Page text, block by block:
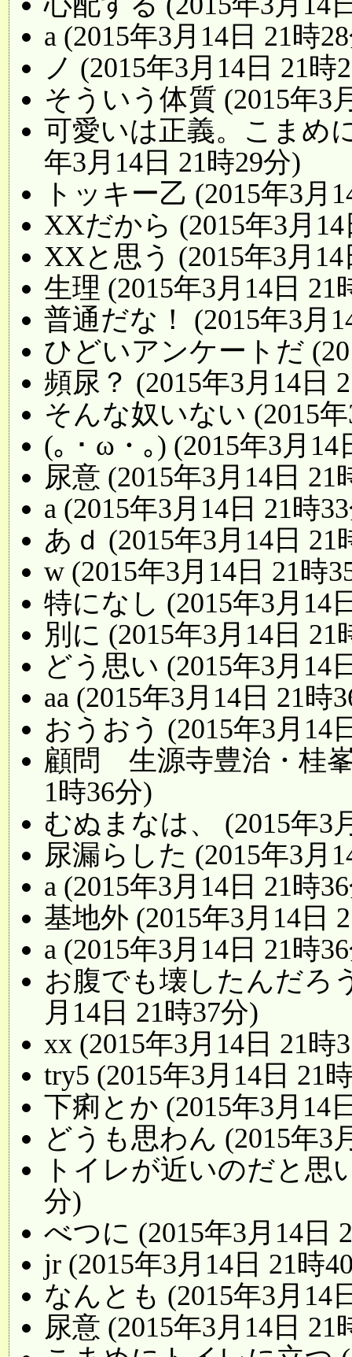
a (2015年3月14日 21時
ノ (2015年3月14日 21時
そういう体質 (2015年3
可愛いは正義。こまめ
年3月14日 21時29分)
トッキー乙 (2015年3月
XXだから (2015年3月14
XXと思う (2015年3月14
生理 (2015年3月14日 21
普通だな！ (2015年3月
ひどいアンケートだ
頻尿？ (2015年3月14日
そんな奴いない (2015
(｡・ω・｡) (2015年3月14
尿意 (2015年3月14日 21
a (2015年3月14日 21時
あｄ (2015年3月14日 21
w (2015年3月14日 21時
特になし (2015年3月14
別に (2015年3月14日 21
どう思い (2015年3月14
aa (2015年3月14日 21時
おうおう (2015年3月14
顧問 生源寺豊治・桂峯
1時36分)
むぬまなは、 (2015年3
尿漏らした (2015年3月
a (2015年3月14日 21時
基地外 (2015年3月14日
a (2015年3月14日 21時
お腹でも壊したんだろ
月14日 21時37分)
xx (2015年3月14日 21時
try5 (2015年3月14日 21
下痢とか (2015年3月14
どうも思わん (2015年3
トイレが近いのだと思
分)
べつに (2015年3月14日
jr (2015年3月14日 21時
なんとも (2015年3月14
尿意 (2015年3月14日 21